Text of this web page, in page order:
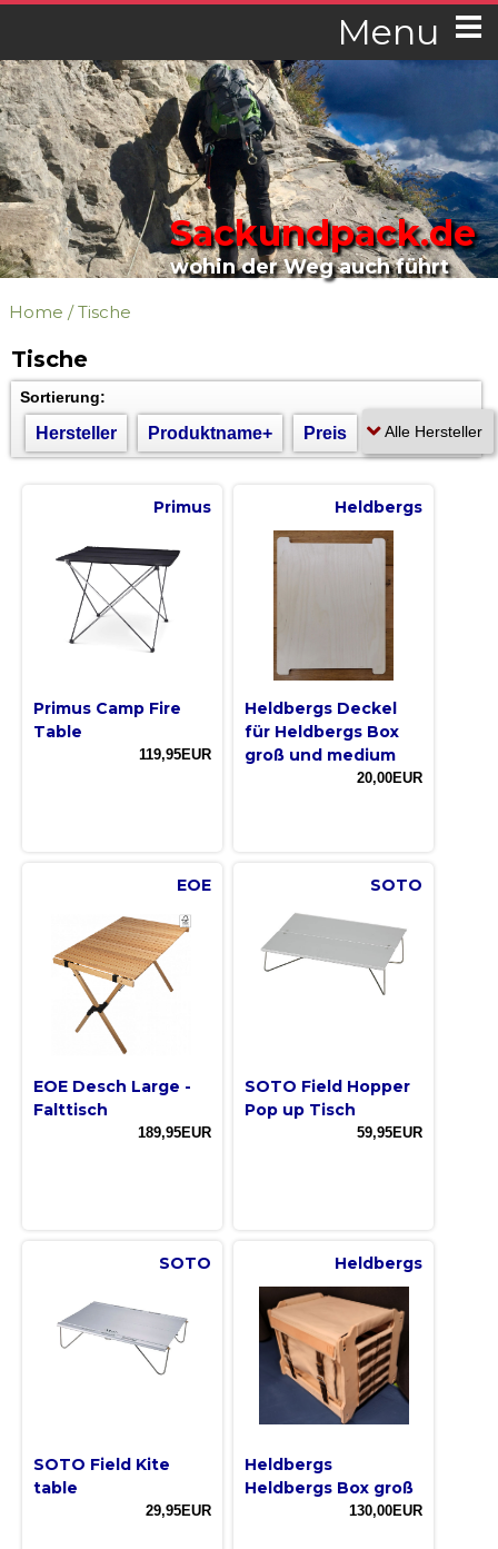
Menu
Sackundpack.de
wohin der Weg auch führt
Home /Tische
Tische
Sortierung:
Hersteller Produktname+ Preis
Primus
Primus Camp Fire
Table
119,95EUR
Heldbergs
Heldbergs Deckel
für Heldbergs Box
groß und medium
20,00EUR
EOE
EOE Desch Large -
Falttisch
189,95EUR
SOTO
SOTO Field Hopper
Pop up Tisch
59,95EUR
SOTO
SOTO Field Kite
table
29,95EUR
Heldbergs
Heldbergs
Heldbergs Box groß
130,00EUR